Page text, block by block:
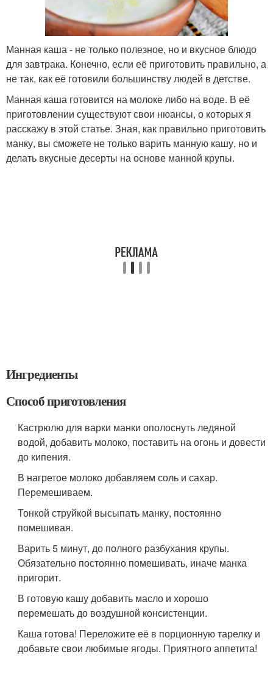
Манная каша - не только полезное, но и вкусное блюдо
для завтрака. Конечно, если её приготовить правильно, а
не так, как её готовили большинству людей в детстве.
Манная каша готовится на молоке либо на воде. В её
приготовлении существуют свои нюансы, о которых я
расскажу в этой статье. Зная, как правильно приготовить
манку, вы сможете не только варить манную кашу, но и
делать вкусные десерты на основе манной крупы.
Ингредиенты
Способ приготовления
Кастрюлю для варки манки ополоснуть ледяной
водой, добавить молоко, поставить на огонь и довести
до кипения.
В нагретое молоко добавляем соль и сахар.
Перемешиваем.
Тонкой струйкой высыпать манку, постоянно
помешивая.
Варить 5 минут, до полного разбухания крупы.
Обязательно постоянно помешивать, иначе манка
пригорит.
В готовую кашу добавить масло и хорошо
перемешать до воздушной консистенции.
Каша готова! Переложите её в порционную тарелку и
добавьте свои любимые ягоды. Приятного аппетита!